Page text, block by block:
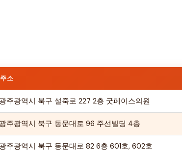
주소
광주광역시 북구 설죽로 227 2층 굿페이스의원
광주광역시 북구 동문대로 96 주선빌딩 4층
광주광역시 북구 동문대로 82 6층 601호, 602호